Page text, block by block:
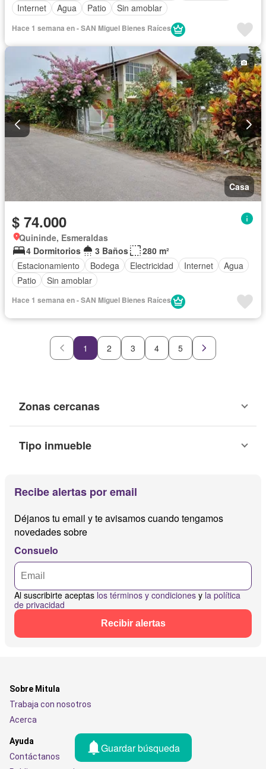
Internet
Agua Patio Sin amoblar
Hace 1 semana en - SAN Miguel Bienes Raíces
Casa
$ 74.000
Quininde, Esmeraldas
4 Dormitorios
3 Baños
280 m²
Estacionamiento
Bodega Electricidad Internet
Agua
Patio
Sin amoblar
Hace 1 semana en - SAN Miguel Bienes Raíces
1 2 3 4 5
Zonas cercanas
Tipo inmueble
Recibe alertas por email
Déjanos tu email y te avisamos cuando tengamos
novedades sobre
Consuelo
Al suscribirte aceptas los términos y condiciones y la política
de privacidad
Recibir alertas
Guardar búsqueda
Sobre Mitula
Trabaja con nosotros
Acerca
Ayuda
Contáctanos